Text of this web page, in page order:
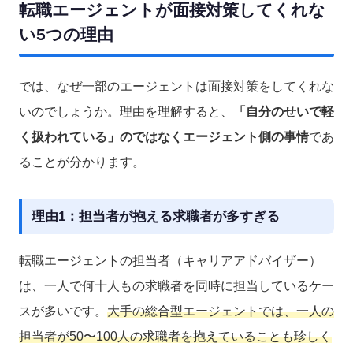
転職エージェントが面接対策してくれな
い5つの理由
では、なぜ一部のエージェントは面接対策をしてくれな
いのでしょうか。理由を理解すると、
「自分のせいで軽
く扱われている」のではなくエージェント側の事情であ
ることが分かります。
理由1：担当者が抱える求職者が多すぎる
転職エージェントの担当者（キャリアアドバイザー）
は、一人で何十人もの求職者を同時に担当しているケー
スが多いです。 大手の総合型エージェントでは、一人の
担当者が50〜100人の求職者を抱えていることも珍しく